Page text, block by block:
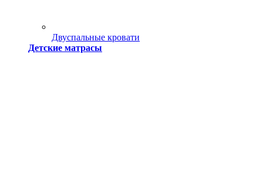
Двуспальные кровати
Детские матрасы